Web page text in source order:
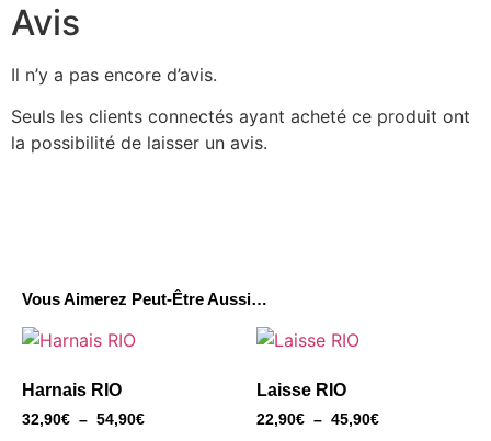
Avis
Il n’y a pas encore d’avis.
Seuls les clients connectés ayant acheté ce produit ont
la possibilité de laisser un avis.
Vous Aimerez Peut-Être Aussi…
Harnais RIO
32,90€ – 54,90€
Laisse RIO
22,90€ – 45,90€